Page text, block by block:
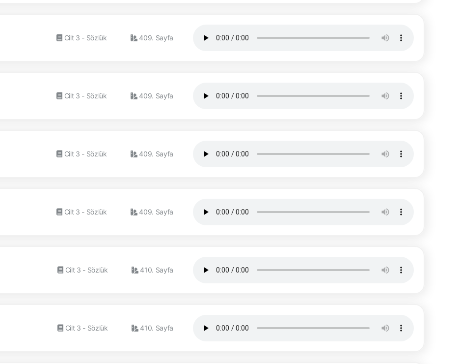
Cilt 3 - Sözlük 409. Sayfa
Cilt 3 - Sözlük 409. Sayfa
Cilt 3 - Sözlük 409. Sayfa
Cilt 3 - Sözlük 409. Sayfa
Cilt 3 - Sözlük 410. Sayfa
Cilt 3 - Sözlük 410. Sayfa